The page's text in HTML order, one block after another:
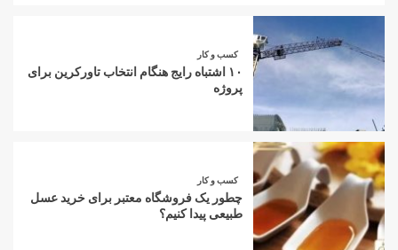
کسب و کار
۱۰ اشتباه رایج هنگام انتخاب تاورکرین برای
پروژه
کسب و کار
چطور یک فروشگاه معتبر برای خرید عسل
طبیعی پیدا کنیم؟